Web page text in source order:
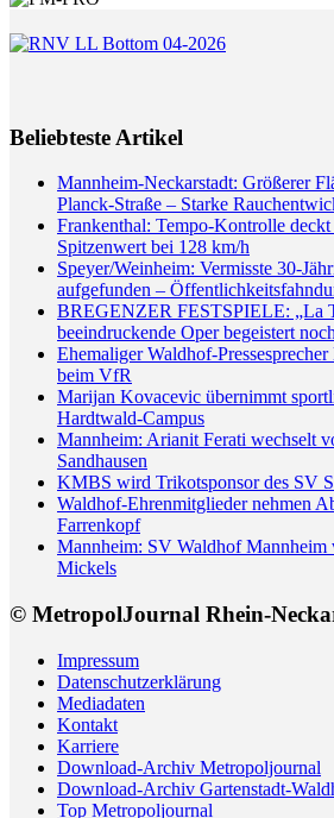
Beliebteste Artikel
Mannheim-Neckarstadt: Größerer
Planck-Straße – Starke
Frankenthal: Tempo-Kontrolle deckt
Spitzenwert bei 128 km/h
Speyer/Weinheim: Vermisste 30-
aufgefunden –
BREGENZER FESTSPIELE: „La
beeindruckende Oper begeistert
Ehemaliger Waldhof-
beim VfR
Marijan Kovacevic übernimmt
Hardtwald-Campus
Mannheim: Arianit Ferati wechselt
Sandhausen
KMBS wird Trikotsponsor des SV
Waldhof-Ehrenmitglieder nehmen
Farrenkopf
Mannheim: SV Waldhof Mannheim
Mickels
© MetropolJournal Rhein-
Impressum
Datenschutzerklärung
Mediadaten
Kontakt
Karriere
Download-Archiv Metropoljournal
Download-Archiv Gartenstadt-
Top Metropoljournal